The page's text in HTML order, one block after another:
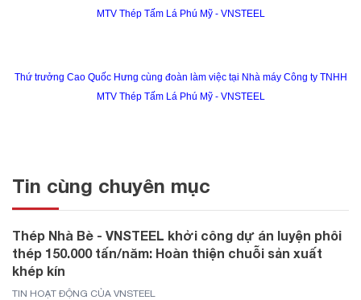
MTV Thép Tấm Lá Phú Mỹ - VNSTEEL
Thứ trưởng Cao Quốc Hưng cùng đoàn làm việc tại Nhà máy Công ty TNHH
MTV Thép Tấm Lá Phú Mỹ - VNSTEEL
Tin cùng chuyên mục
Thép Nhà Bè - VNSTEEL khởi công dự án luyện phôi
thép 150.000 tấn/năm: Hoàn thiện chuỗi sản xuất
khép kín
TIN HOẠT ĐỘNG CỦA VNSTEEL